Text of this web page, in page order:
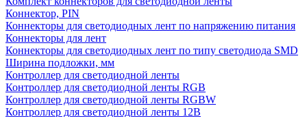
Коннектор, PIN
Коннекторы для светодиодных лент по напряжению питания
Коннекторы для лент
Коннекторы для светодиодных лент по типу светодиода SMD
Ширина подложки, мм
Контроллер для светодиодной ленты
Контроллер для светодиодной ленты RGB
Контроллер для светодиодной ленты RGBW
Контроллер для светодиодной ленты 12В